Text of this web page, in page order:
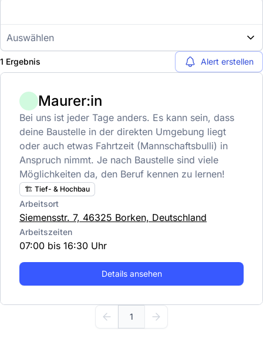
Auswählen
1 Ergebnis Alert erstellen
Maurer:in
Bei uns ist jeder Tage anders. Es kann sein, dass
deine Baustelle in der direkten Umgebung liegt
oder auch etwas Fahrtzeit (Mannschaftsbulli) in
Anspruch nimmt. Je nach Baustelle sind viele
Möglichkeiten da, den Beruf kennen zu lernen!
🏗️ Tief- & Hochbau
Arbeitsort
Siemensstr. 7, 46325 Borken, Deutschland
Arbeitszeiten
07:00 bis 16:30 Uhr
Details ansehen
1